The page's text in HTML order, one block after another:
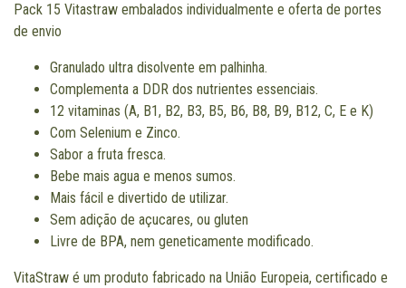
Pack 15 Vitastraw embalados individualmente e oferta de portes
de envio
Granulado ultra disolvente em palhinha.
Complementa a DDR dos nutrientes essenciais.
12 vitaminas (A, B1, B2, B3, B5, B6, B8, B9, B12, C, E e K)
Com Selenium e Zinco.
Sabor a fruta fresca.
Bebe mais agua e menos sumos.
Mais fácil e divertido de utilizar.
Sem adição de açucares, ou gluten
Livre de BPA, nem geneticamente modificado.
VitaStraw é um produto fabricado na União Europeia, certificado e